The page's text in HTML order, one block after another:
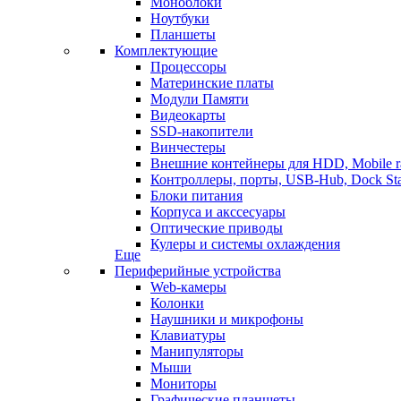
Ноутбуки
Планшеты
Комплектующие
Процессоры
Материнские платы
Модули Памяти
Видеокарты
SSD-накопители
Винчестеры
Внешние контейнеры для HDD, Mobile
Контроллеры, порты, USB-Hub, Dock
Блоки питания
Корпуса и акссесуары
Оптические приводы
Кулеры и системы охлаждения
Еще
Периферийные устройства
Web-камеры
Колонки
Наушники и микрофоны
Клавиатуры
Манипуляторы
Мыши
Мониторы